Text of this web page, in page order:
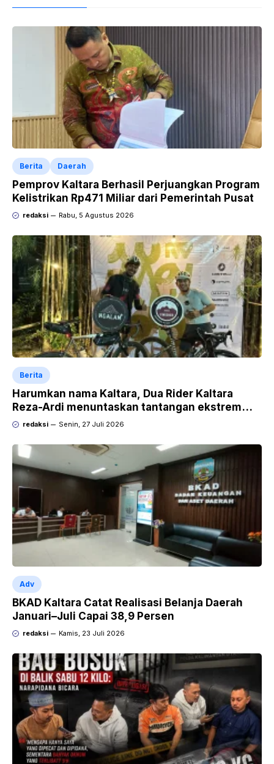
Berita Daerah
Pemprov Kaltara Berhasil Perjuangkan Program
Kelistrikan Rp471 Miliar dari Pemerintah Pusat
redaksi Rabu, 5 Agustus 2026
Berita
Harumkan nama Kaltara, Dua Rider Kaltara
Reza-Ardi menuntaskan tantangan ekstrem
Audax Malang 300 KM
redaksi Senin, 27 Juli 2026
Adv
BKAD Kaltara Catat Realisasi Belanja Daerah
Januari–Juli Capai 38,9 Persen
redaksi Kamis, 23 Juli 2026